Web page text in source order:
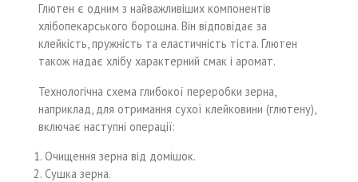
Глютен є одним з найважливіших компонентів
хлібопекарського борошна. Він відповідає за
клейкість, пружність та еластичність тіста. Глютен
також надає хлібу характерний смак і аромат.
Технологічна схема глибокої переробки зерна,
наприклад, для отримання сухої клейковини (глютену),
включає наступні операції:
Очищення зерна від домішок.
Сушка зерна.